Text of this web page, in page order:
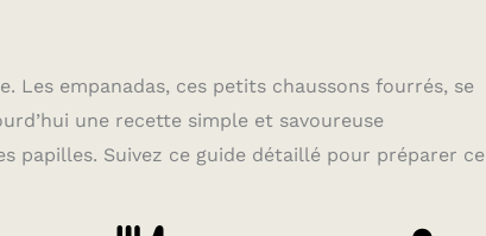
Les empanadas, ces petits chaussons fourrés, se
une recette simple et savoureuse
papilles. Suivez ce guide détaillé pour préparer ce